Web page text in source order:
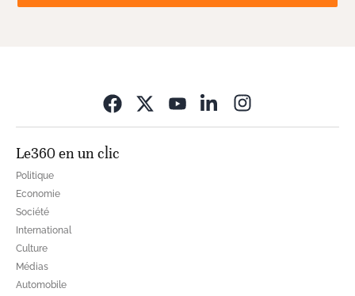
Le360 en un clic
Politique
Economie
Société
International
Culture
Médias
Automobile